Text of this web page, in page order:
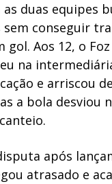
duas equipes
sem conseguir
gol. Aos 12, o
na
e arriscou
a bola desviou
após
atrasado e